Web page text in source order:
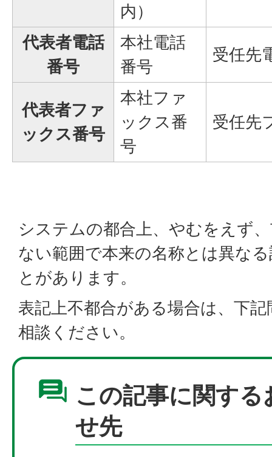
内）
代表者電話
番号
本社電話
番号
受任先
代表者ファ
ックス番号
本社ファ
ックス番
号
受任先
システムの都合上、やむをえず
ない範囲で本来の名称とは異な
とがあります。
表記上不都合がある場合は、下
相談ください。
この記事に関する
せ先